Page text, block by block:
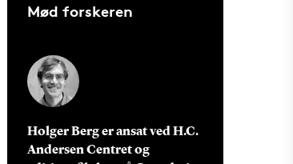
Mød forskeren
Holger Berg er ansat ved H.C.
Andersen Centret og